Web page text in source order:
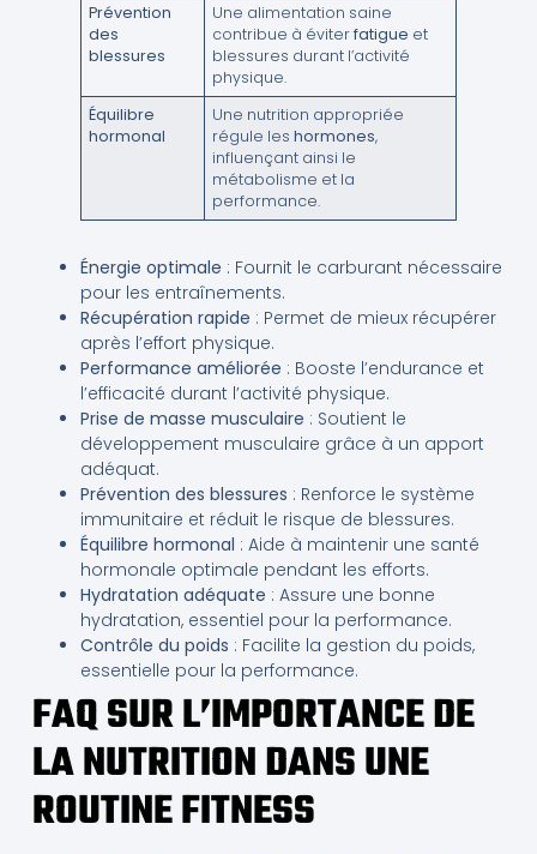
Prévention
des
blessures
Une alimentation saine
contribue à éviterfatigue et
blessures durant l’activité
physique.
Équilibre
hormonal
Une nutrition appropriée
régule leshormones,
influençant ainsi le
métabolisme et la
performance.
Énergie optimale : Fournit le carburant nécessaire
pour les entraînements.
Récupération rapide : Permet de mieux récupérer
après l’effort physique.
Performance améliorée : Booste l’endurance et
l’efficacité durant l’activité physique.
Prise de masse musculaire : Soutient le
développement musculaire grâce à un apport
adéquat.
Prévention des blessures : Renforce le système
immunitaire et réduit le risque de blessures.
Équilibre hormonal : Aide à maintenir une santé
hormonale optimale pendant les efforts.
Hydratation adéquate : Assure une bonne
hydratation, essentiel pour la performance.
Contrôle du poids : Facilite la gestion du poids,
essentielle pour la performance.
FAQ SUR L’IMPORTANCE DE
LA NUTRITION DANS UNE
ROUTINE FITNESS